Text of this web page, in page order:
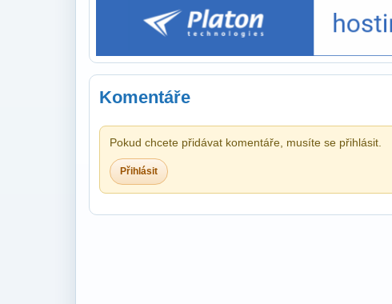
Komentáře
Pokud chcete přidávat komentáře, musíte se přihlásit.
Přihlásit